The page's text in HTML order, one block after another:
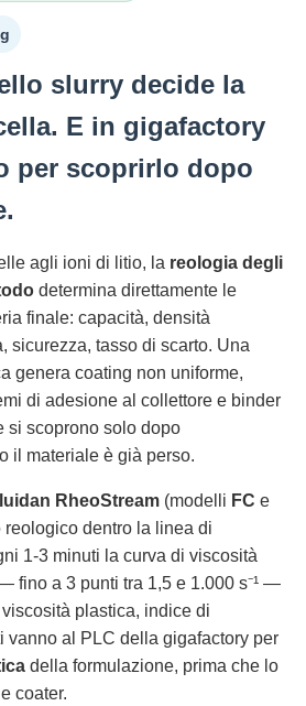
slurry decide la
E in gigafactory
per scoprirlo dopo
agli ioni di litio, la reologia degli
determina direttamente le
finale: capacità, densità
sicurezza, tasso di scarto. Una
genera coating non uniforme,
di adesione al collettore e binder
scoprono solo dopo
il materiale è già perso.
RheoStream (modelli FC e
reologico dentro la linea di
1-3 minuti la curva di viscosità
fino a 3 punti tra 1,5 e 1.000 s⁻¹ —
plastica, indice di
vanno al PLC della gigafactory per
della formulazione, prima che lo
coater.